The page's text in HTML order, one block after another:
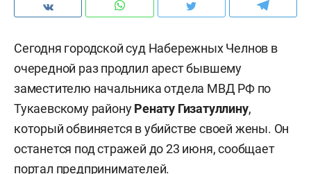
Сегодня городской суд Набережных Челнов в
очередной раз продлил арест бывшему
заместителю начальника отдела МВД РФ по
Тукаевскому районуРенату Гизатуллину,
который обвиняется в убийстве своей жены. Он
останется под стражей до 23 июня, сообщает
портал предпринимателей.